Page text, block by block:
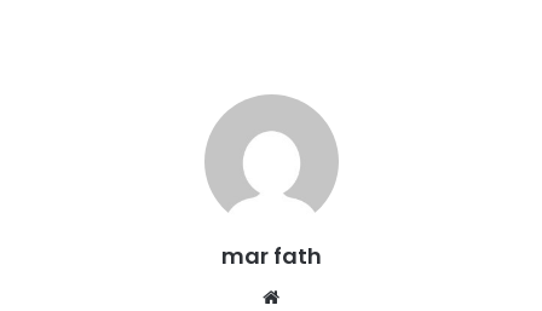
mar fath